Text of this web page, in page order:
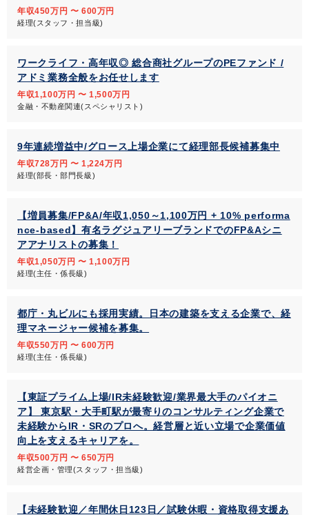
年収450万円 〜 600万円
経理(スタッフ・担当級)
ワークライフ・高年収◎ 総合商社グループのPEファンド /
アドミ業務全般をお任せします
年収1,100万円 〜 1,500万円
金融・不動産関連(スペシャリスト)
9年連続増益中/グロース上場企業にて経理部長候補募集中
年収728万円 〜 1,224万円
経理(部長・部門長級)
【増員募集/FP&A/年収1,050～1,100万円 + 10% performa
nce-based】有名ラグジュアリーブランドでのFP&Aシニ
アアナリストの募集！
年収1,050万円 〜 1,100万円
経理(主任・係長級)
都庁・丸ビルにも採用実績。日本の建築を支える企業で、経
理マネージャー候補を募集。
年収550万円 〜 600万円
経理(主任・係長級)
【東証プライム上場/IR未経験歓迎/業界最大手のパイオニ
ア】 東京駅・大手町駅が最寄りのコンサルティング企業で
未経験からIR・SRのプロへ。経営層と近い立場で企業価値
向上を支えるキャリアを。
年収500万円 〜 650万円
経営企画・管理(スタッフ・担当級)
【未経験歓迎／年間休日123日／試験休暇・資格取得支援あ